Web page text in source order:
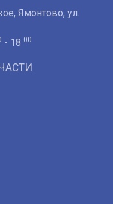
Ямонтово, ул.
- 18 00